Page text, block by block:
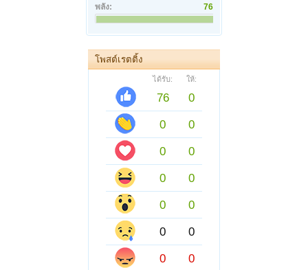
พลัง:
76
โพสต์เรตติ้ง
ได้รับ: ให้:
76
0
0
0
0
0
0
0
0
0
0
0
0
0